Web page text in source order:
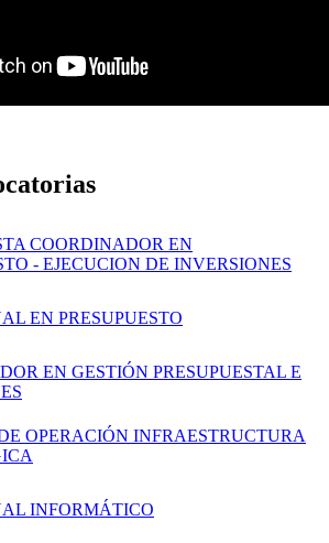
COORDINADOR EN
- EJECUCION DE INVERSIONES
EN PRESUPUESTO
EN GESTIÓN PRESUPUESTAL E
OPERACIÓN INFRAESTRUCTURA
INFORMÁTICO